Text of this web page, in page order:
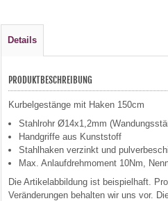
Details
PRODUKTBESCHREIBUNG
Kurbelgestänge mit Haken 150cm
Stahlrohr Ø14x1,2mm
Handgriffe aus Kunststoff
Stahlhaken verzinkt und
Max. Anlaufdrehmoment 10Nm,
Die Artikelabbildung ist beispielhaft.
Veränderungen behalten wir uns vor.